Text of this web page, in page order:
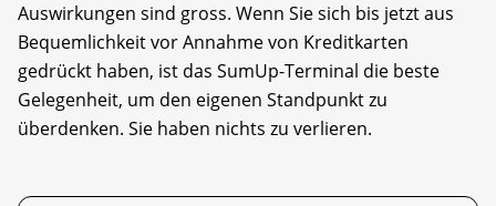
Auswirkungen sind gross. Wenn Sie sich bis jetzt aus
Bequemlichkeit vor Annahme von Kreditkarten
gedrückt haben, ist das SumUp-Terminal die beste
Gelegenheit, um den eigenen Standpunkt zu
überdenken. Sie haben nichts zu verlieren.